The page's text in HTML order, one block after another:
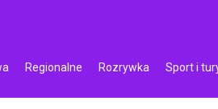
Regionalne Rozrywka Sport i